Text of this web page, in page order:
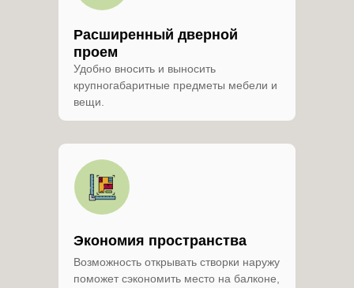
Расширенный дверной
проем
Удобно вносить и выносить
крупногабаритные предметы мебели и
вещи.
Экономия пространства
Возможность открывать створки наружу
поможет сэкономить место на балконе,